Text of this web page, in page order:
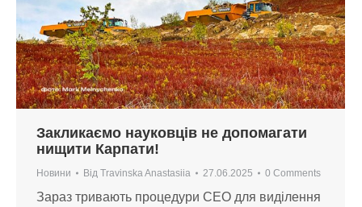
Закликаємо науковців не допомагати
нищити Карпати!
Новини Від Travinska Anastasiia 27.06.2025 0 Comments
Зараз тривають процедури СЕО для виділення